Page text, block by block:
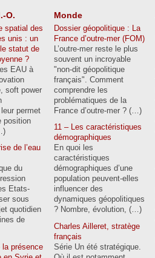
O.
spatial des
unis : un
statut de
?
EAU à
soft power
permet
position
de l’eau
du
Etats-
sous
quotidien
de
la présence
Monde
Dossier géopolitique : La
France d’outre-mer (FOM)
L’outre-mer reste le plus
souvent un incroyable
"non-dit géopolitique
français". Comment
comprendre les
problématiques de la
France d’outre-mer ? (…)
11 – Les caractéristiques
démographiques
En quoi les
caractéristiques
démographiques d’une
population peuvent-elles
influencer des
dynamiques géopolitiques
? Nombre, évolution, (…)
Charles Ailleret, stratège
français
Série Un été stratégique.